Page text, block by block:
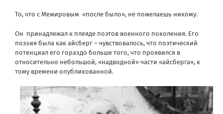
То, что с Межировым «после было», не пожелаешь никому.
Он принадлежал к плеяде поэтов военного поколения. Его
поэзия была как айсберг – чувствовалось, что поэтический
потенциал его гораздо больше того, что проявился в
относительно небольшой, «надводной» части «айсберга», к
тому времени опубликованной.